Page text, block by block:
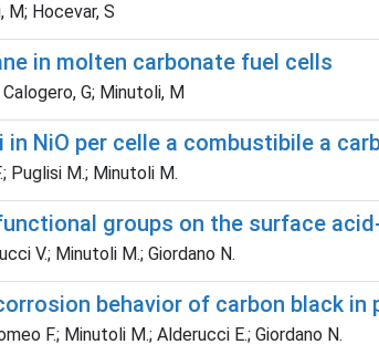
Hocevar, S
in molten carbonate fuel cells
G; Minutoli, M
NiO per celle a combustibile a
Puglisi M.; Minutoli M.
groups on the surface
V.; Minutoli M.; Giordano N.
behavior of carbon black in
F.; Minutoli M.; Alderucci E.; Giordano N.